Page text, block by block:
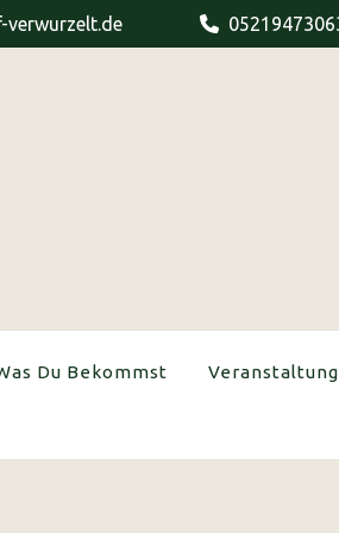
verwurzelt.de
Du Bekommst